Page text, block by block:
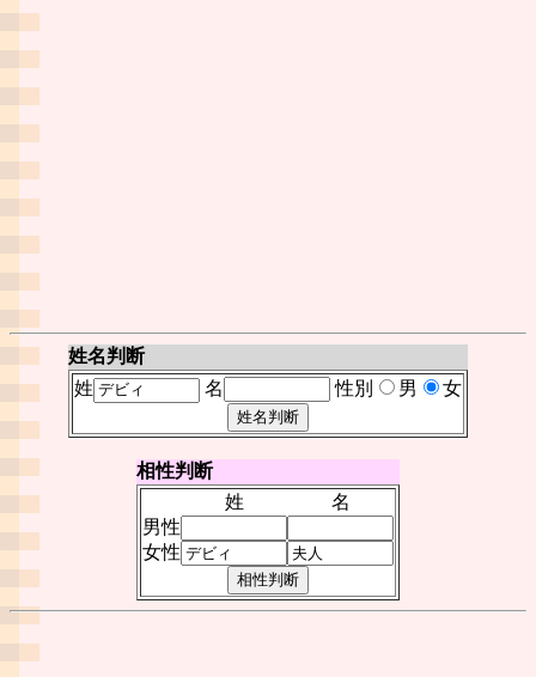
姓名判断
姓
名 性別 男 女
相性判断
姓
名
男性
女性